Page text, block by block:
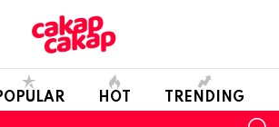
HOT TRENDING